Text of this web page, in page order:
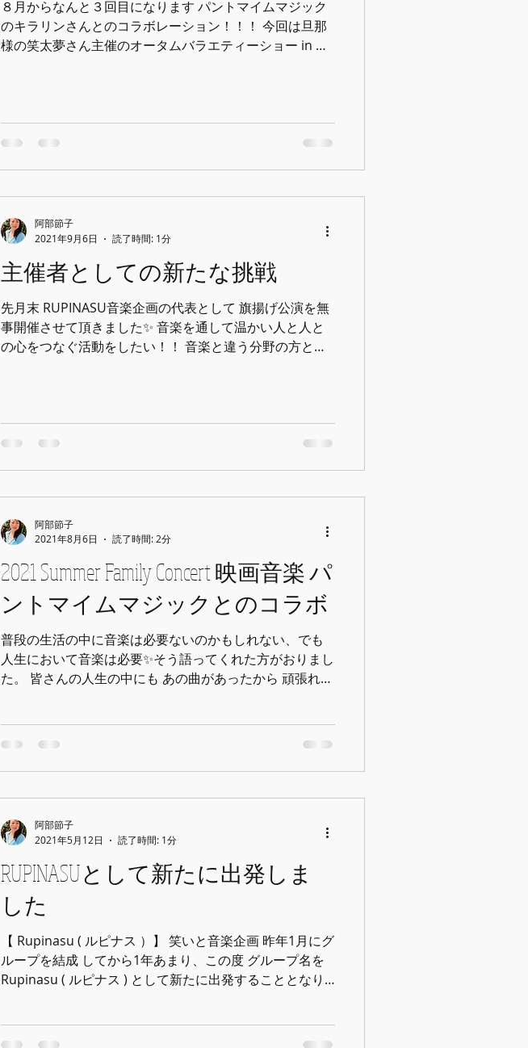
８月からなんと３回目になります パントマイムマジック
のキラリンさんとのコラボレーション！！！ 今回は旦那
様の笑太夢さん主催のオータムバラエティーショー in 横
主催者としての新たな挑戦
先月末 RUPINASU音楽企画の代表として 旗揚げ公演を無
事開催させて頂きました✨ 音楽を通して温かい人と人と
の心をつなぐ活動をしたい！！ 音楽と違う分野の方との
阿部節子
2021年9月6日
読了時間: 1分
2021 Summer Family Concert 映画音楽 パ
ントマイムマジックとのコラボ
普段の生活の中に音楽は必要ないのかもしれない、でも
人生において音楽は必要✨そう語ってくれた方がおりまし
た。 皆さんの人生の中にも あの曲があったから 頑張れ
阿部節子
2021年8月6日
読了時間: 2分
RUPINASUとして新たに出発しま
した
【 Rupinasu ( ルピナス ）】 笑いと音楽企画 昨年1月にグ
ループを結成 してから1年あまり、この度 グループ名を
Rupinasu ( ルピナス ) として新たに出発することとなり
阿部節子
2021年5月12日
読了時間: 1分